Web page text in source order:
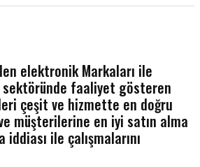
elektronik Markaları ile
faaliyet gösteren
çeşit ve hizmette en doğru
müşterilerine en iyi satın alma
ile çalışmalarını